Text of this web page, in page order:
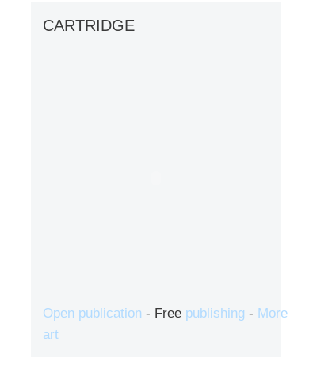
CARTRIDGE
Open publication - Free publishing - More
art